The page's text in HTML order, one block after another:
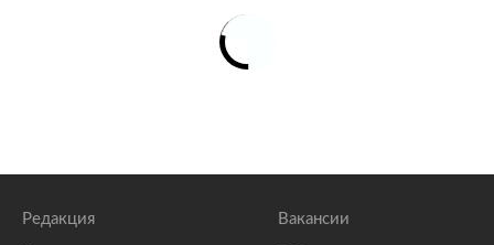
Редакция Вакансии